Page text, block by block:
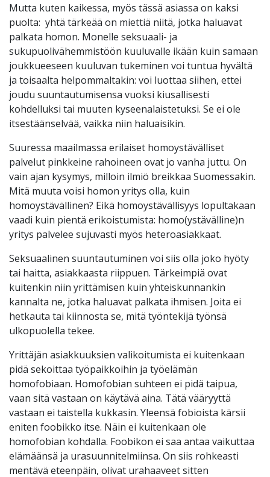
Mutta kuten kaikessa, myös tässä asiassa on kaksi
puolta: yhtä tärkeää on miettiä niitä, jotka haluavat
palkata homon. Monelle seksuaali- ja
sukupuolivähemmistöön kuuluvalle ikään kuin samaan
joukkueeseen kuuluvan tukeminen voi tuntua hyvältä
ja toisaalta helpommaltakin: voi luottaa siihen, ettei
joudu suuntautumisensa vuoksi kiusallisesti
kohdelluksi tai muuten kyseenalaistetuksi. Se ei ole
itsestäänselvää, vaikka niin haluaisikin.
Suuressa maailmassa erilaiset homoystävälliset
palvelut pinkkeine rahoineen ovat jo vanha juttu. On
vain ajan kysymys, milloin ilmiö breikkaa Suomessakin.
Mitä muuta voisi homon yritys olla, kuin
homoystävällinen? Eikä homoystävällisyys lopultakaan
vaadi kuin pientä erikoistumista: homo(ystävälline)n
yritys palvelee sujuvasti myös heteroasiakkaat.
Seksuaalinen suuntautuminen voi siis olla joko hyöty
tai haitta, asiakkaasta riippuen. Tärkeimpiä ovat
kuitenkin niin yrittämisen kuin yhteiskunnankin
kannalta ne, jotka haluavat palkata ihmisen. Joita ei
hetkauta tai kiinnosta se, mitä työntekijä työnsä
ulkopuolella tekee.
Yrittäjän asiakkuuksien valikoitumista ei kuitenkaan
pidä sekoittaa työpaikkoihin ja työelämän
homofobiaan. Homofobian suhteen ei pidä taipua,
vaan sitä vastaan on käytävä aina. Tätä vääryyttä
vastaan ei taistella kukkasin. Yleensä fobioista kärsii
eniten foobikko itse. Näin ei kuitenkaan ole
homofobian kohdalla. Foobikon ei saa antaa vaikuttaa
elämäänsä ja urasuunnitelmiinsa. On siis rohkeasti
mentävä eteenpäin, olivat urahaaveet sitten